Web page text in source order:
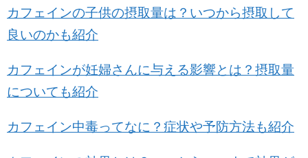
カフェインの子供の摂取量は？いつから摂取して
良いのかも紹介
カフェインが妊婦さんに与える影響とは？摂取量
についても紹介
カフェイン中毒ってなに？症状や予防方法も紹介